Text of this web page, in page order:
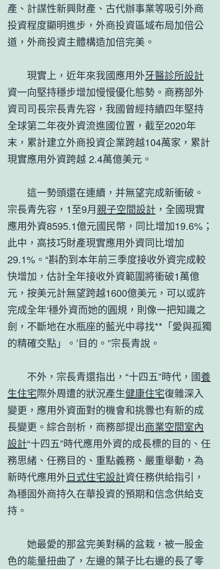
產、計謀性新興財產、古代辦事業等吸引外商
投資程度顯明進步，外商投資區域布局加倍公
道，外商投資主體構造加倍完美。
現實上，近年來我國應用外牙醫診所設計
資一向堅持穩步增加慢慢優化態勢。商務部外
資司司長宗長青先容，我國曾經持續四年堅持
全球第二年夜外資流進國位置，截至2020年
末，累計建立外商投資企業跨越104萬家，累計
現實應用外資跨越 2.4萬億美元。
這一勢頭還在連續，并無望完成新衝破。
宗長青先容，1至9月親子空間設計 ，全國現實
應用外資8595.1億元國民幣，同比增加19.6%；
此中，高技巧財產現實應用外資同比增加
29.1%。“斟酌到本年前三季度接收外資完成較
快增加，估計全年接收外資範圍將衝破1萬億
元，按美元計無望跨越1600億美元，可以或許
完成全年‘穩外資而她的圓規，則像一把知識之
劍，不斷地在水瓶座的藍光中尋找**「愛與孤獨
的精確交點」。’目的。”宗長青說。
不外，宗長青還指出，“十四五”時代，國養
生住宅際外周遭的狀況產生健康住宅復雜深入
變更，應用外資面對的機會和挑釁也有新的成
長變更。綜合剖析，商務部提出商業空間室內
設計“十四五”時代應用外資的成長標的目的、任
務思緒、任務目的、重點義務、嚴重舉動，為
新時代應用外日式住宅設計資任務供給指引，
為穩固外商持久在華投資的預期和信念供給支
持。
她最愛的那盆完美對稱的盆栽，被一股金
色的能量扭曲了，左邊的葉子比右邊的長了零